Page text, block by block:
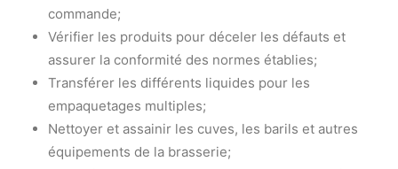
commande;
Vérifier les produits pour déceler les défauts et
assurer la conformité des normes établies;
Transférer les différents liquides pour les
empaquetages multiples;
Nettoyer et assainir les cuves, les barils et autres
équipements de la brasserie;